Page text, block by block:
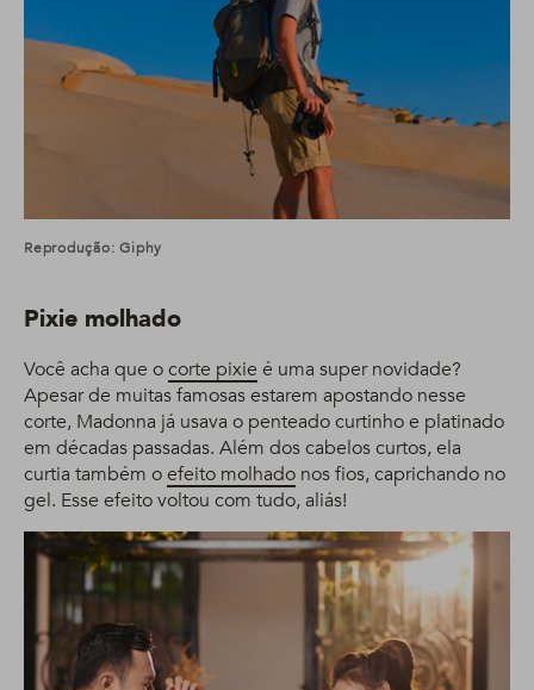
Reprodução: Giphy
Pixie molhado
Você acha que ocorte pixie é uma super novidade?
Apesar de muitas famosas estarem apostando nesse
corte, Madonna já usava o penteado curtinho e platinado
em décadas passadas. Além dos cabelos curtos, ela
curtia também oefeito molhado nos fios, caprichando no
gel. Esse efeito voltou com tudo, aliás!